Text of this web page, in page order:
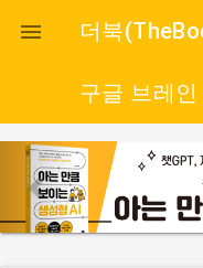
 더북
구글 브레
p
r
e